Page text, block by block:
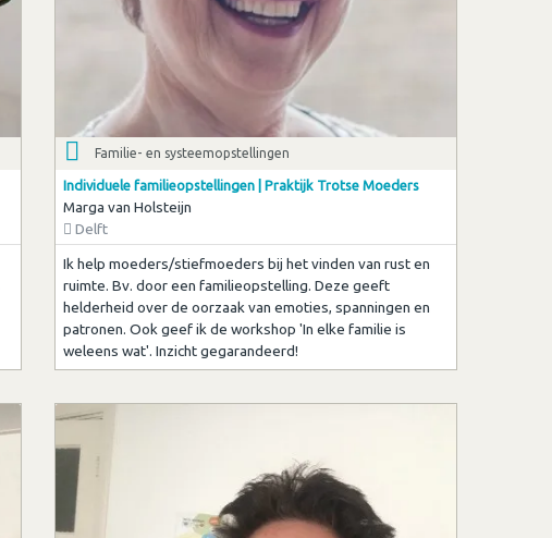
Familie- en systeemopstellingen
Individuele familieopstellingen | Praktijk Trotse Moeders
Marga van Holsteijn
Delft
Ik help moeders/stiefmoeders bij het vinden van rust en
ruimte. Bv. door een familieopstelling. Deze geeft
helderheid over de oorzaak van emoties, spanningen en
patronen. Ook geef ik de workshop 'In elke familie is
weleens wat'. Inzicht gegarandeerd!